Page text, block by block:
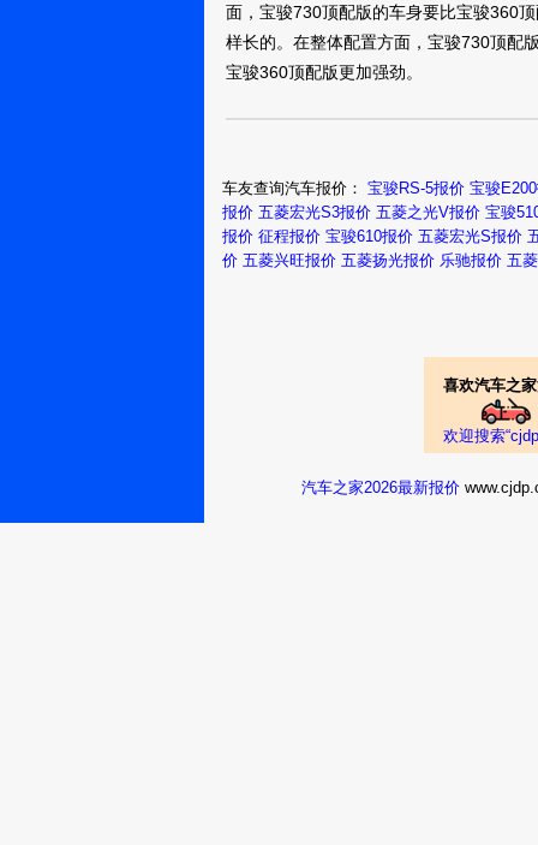
10668515
宝骏7302017款
宝骏7302017款
裸车提车价：9.56万
宝骏7302017款
7.88万
购车时间：2018年1月
面，宝骏730顶配版的车身要比宝骏360
样长的。在整体配置方面，宝骏730顶配
宝骏360顶配版更加强劲。
车友查询汽车报价： 宝骏RS-5报价 宝骏
报价 五菱宏光S3报价 五菱之光V报价 宝骏
报价 征程报价 宝骏610报价 五菱宏光S报价
价 五菱兴旺报价 五菱扬光报价 乐驰报价 五
喜欢汽车之
欢迎搜索
汽车之家2026最新报价